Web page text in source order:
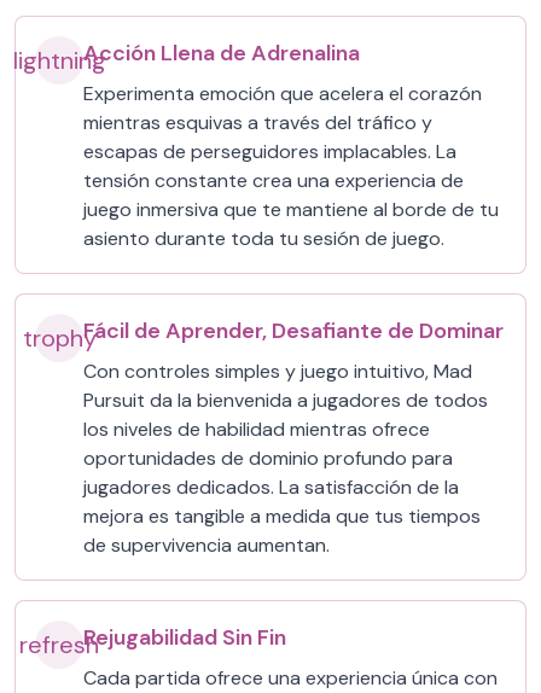
lightningAcción Llena de Adrenalina
Experimenta emoción que acelera el corazón
mientras esquivas a través del tráfico y
escapas de perseguidores implacables. La
tensión constante crea una experiencia de
juego inmersiva que te mantiene al borde de tu
asiento durante toda tu sesión de juego.
trophyFácil de Aprender, Desafiante de Dominar
Con controles simples y juego intuitivo, Mad
Pursuit da la bienvenida a jugadores de todos
los niveles de habilidad mientras ofrece
oportunidades de dominio profundo para
jugadores dedicados. La satisfacción de la
mejora es tangible a medida que tus tiempos
de supervivencia aumentan.
refreshRejugabilidad Sin Fin
Cada partida ofrece una experiencia única con